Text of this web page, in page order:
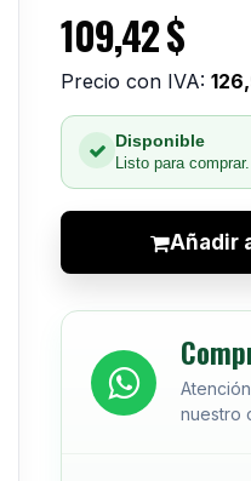
109,42$
Precio con IVA:
Disponible
Listo para
Añadir
nuestro